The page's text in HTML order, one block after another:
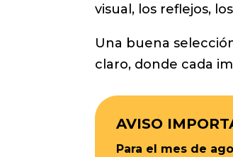
visual, los reflejos,
Una buena
claro, donde cada
AVISO
Para el mes de